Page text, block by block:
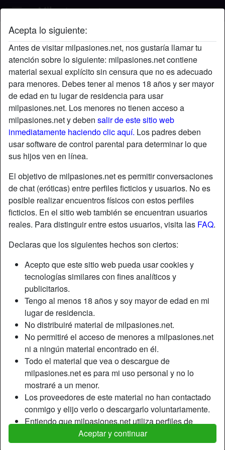
Acepta lo siguiente:
Antes de visitar milpasiones.net, nos gustaría llamar tu
atención sobre lo siguiente: milpasiones.net contiene
material sexual explícito sin censura que no es adecuado
para menores. Debes tener al menos 18 años y ser mayor
de edad en tu lugar de residencia para usar
milpasiones.net. Los menores no tienen acceso a
milpasiones.net y deben salir de este sitio web
inmediatamente haciendo clic aquí. Los padres deben
usar software de control parental para determinar lo que
sus hijos ven en línea.
El objetivo de milpasiones.net es permitir conversaciones
de chat (eróticas) entre perfiles ficticios y usuarios. No es
posible realizar encuentros físicos con estos perfiles
ficticios. En el sitio web también se encuentran usuarios
reales. Para distinguir entre estos usuarios, visita las FAQ.
Declaras que los siguientes hechos son ciertos:
Acepto que este sitio web pueda usar cookies y
tecnologías similares con fines analíticos y
publicitarios.
Tengo al menos 18 años y soy mayor de edad en mi
lugar de residencia.
No distribuiré material de milpasiones.net.
No permitiré el acceso de menores a milpasiones.net
ni a ningún material encontrado en él.
Todo el material que vea o descargue de
milpasiones.net es para mi uso personal y no lo
mostraré a un menor.
Los proveedores de este material no han contactado
conmigo y elijo verlo o descargarlo voluntariamente.
Entiendo que milpasiones.net utiliza perfiles de
fantasía que son creados y gestionados por el sitio
web y que pueden comunicarse conmigo con fines
Aceptar y continuar
Reyna's perfil
starAgregar chatChatea ahora
Apodo:
Reyna
Edad:
30
País:
España
Provincia:
Género:
Pareja
Descripción
Aún no ha ingresado su descripción.
Está buscando
Mujer, Shemale, Caucásico, Latino, 26-35, 36-54
Etiquetas
Mamadas Oral